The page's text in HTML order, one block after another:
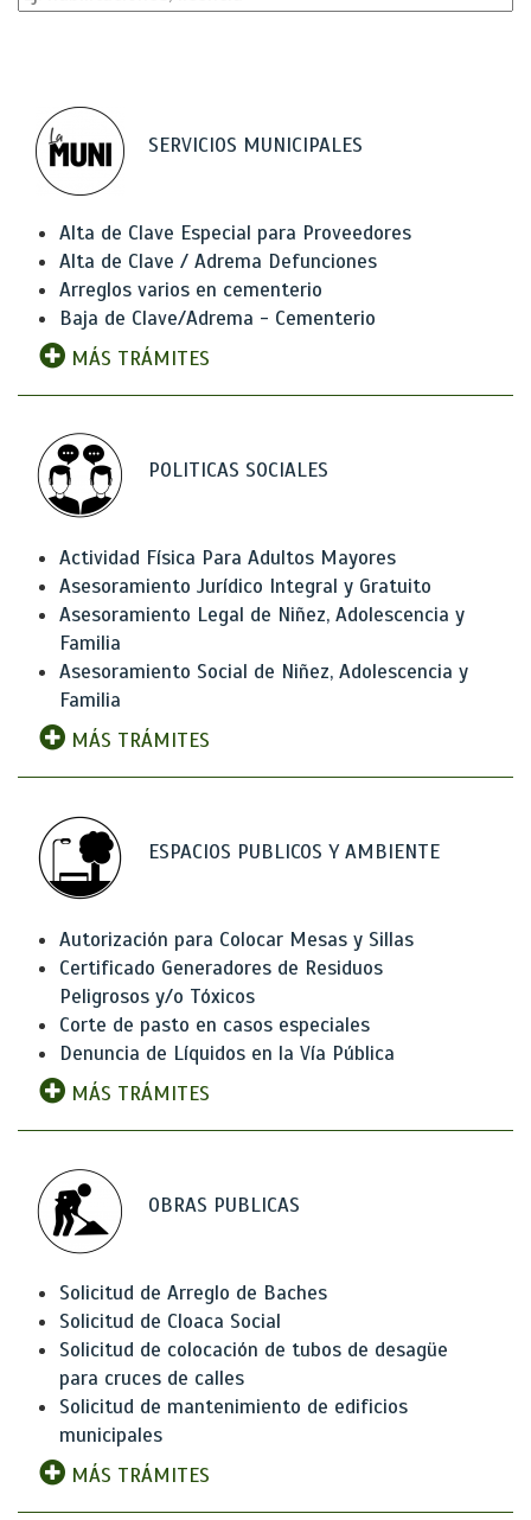
SERVICIOS MUNICIPALES
Alta de Clave Especial para Proveedores
Alta de Clave / Adrema Defunciones
Arreglos varios en cementerio
Baja de Clave/Adrema - Cementerio
MÁS TRÁMITES
POLITICAS SOCIALES
Actividad Física Para Adultos Mayores
Asesoramiento Jurídico Integral y Gratuito
Asesoramiento Legal de Niñez, Adolescencia y
Familia
Asesoramiento Social de Niñez, Adolescencia y
Familia
MÁS TRÁMITES
ESPACIOS PUBLICOS Y AMBIENTE
Autorización para Colocar Mesas y Sillas
Certificado Generadores de Residuos
Peligrosos y/o Tóxicos
Corte de pasto en casos especiales
Denuncia de Líquidos en la Vía Pública
MÁS TRÁMITES
OBRAS PUBLICAS
Solicitud de Arreglo de Baches
Solicitud de Cloaca Social
Solicitud de colocación de tubos de desagüe
para cruces de calles
Solicitud de mantenimiento de edificios
municipales
MÁS TRÁMITES